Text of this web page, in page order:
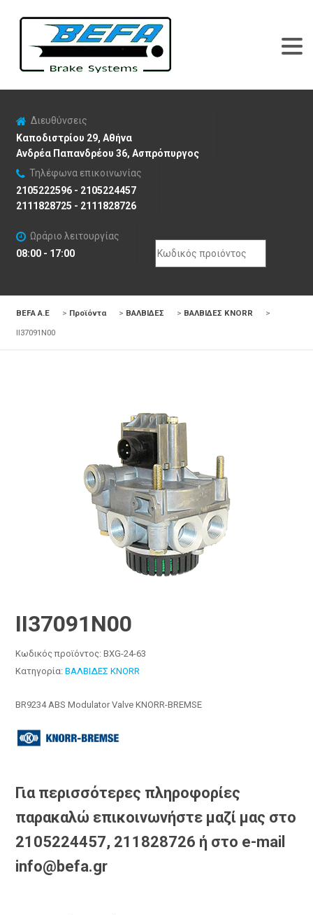
Διευθύνσεις
Καποδιστρίου 29, Αθήνα
Ανδρέα Παπανδρέου 36, Ασπρόπυργος
Τηλέφωνα επικοινωνίας
2105222596 - 2105224457
2111828725 - 2111828726
Ωράριο λειτουργίας
08:00 - 17:00
Search
for:
BEFA Α.Ε > Προϊόντα > ΒΑΛΒΙΔΕΣ > ΒΑΛΒΙΔΕΣ KNORR
>
II37091N00
II37091N00
Κωδικός προϊόντος:BXG-24-63
Κατηγορία:ΒΑΛΒΙΔΕΣ KNORR
BR9234 ABS Modulator Valve KNORR-BREMSE
Για περισσότερες πληροφορίες
παρακαλώ επικοινωνήστε μαζί μας στο
2105224457, 211828726 ή στο e-mail
info@befa.gr